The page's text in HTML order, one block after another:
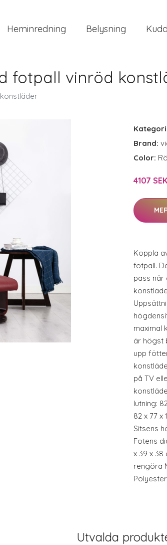
Heminredning Belysning
fotpall vinröd
Brand:
Color:
4107 SEK
Koppla
fotpall.
pass när
maximal
är högst
upp
på TV
lutning:
82 x 77 x
Sitsens
Fotens
x 39 x 38
rengöra
Utvalda